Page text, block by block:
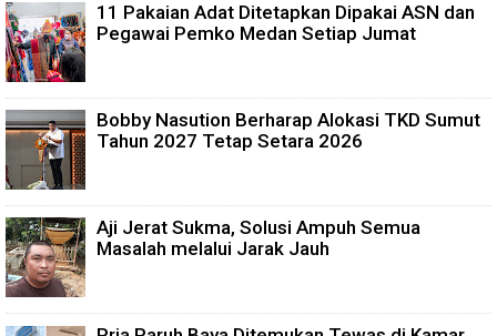
11 Pakaian Adat Ditetapkan Dipakai ASN dan
Pegawai Pemko Medan Setiap Jumat
Bobby Nasution Berharap Alokasi TKD Sumut
Tahun 2027 Tetap Setara 2026
Aji Jerat Sukma, Solusi Ampuh Semua
Masalah melalui Jarak Jauh